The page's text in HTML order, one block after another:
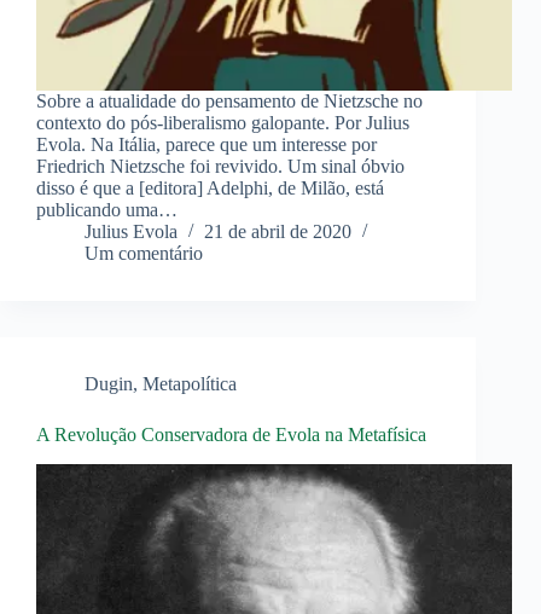
Sobre a atualidade do pensamento de Nietzsche no
contexto do pós-liberalismo galopante. Por Julius
Evola. Na Itália, parece que um interesse por
Friedrich Nietzsche foi revivido. Um sinal óbvio
disso é que a [editora] Adelphi, de Milão, está
publicando uma…
Julius Evola
21 de abril de 2020
Um comentário
Dugin, Metapolítica
A Revolução Conservadora de Evola na Metafísica